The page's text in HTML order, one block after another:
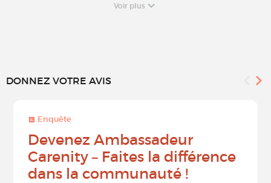
Voir plus
DONNEZ VOTRE AVIS
Enquête
Devenez Ambassadeur
Carenity – Faites la différence
dans la communauté !